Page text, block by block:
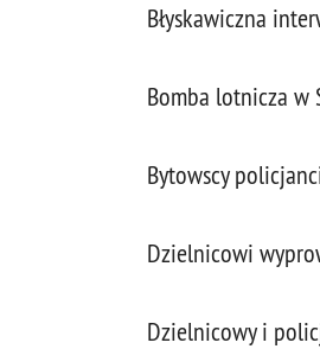
Błyskawiczna
Bomba lotnicza w
Bytowscy
Dzielnicowi
Dzielnicowy i